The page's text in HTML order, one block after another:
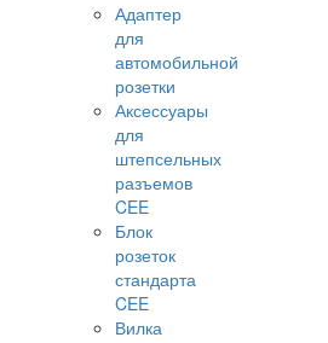
Адаптер
для
автомобильной
розетки
Аксессуары
для
штепсельных
разъемов
CEE
Блок
розеток
стандарта
CEE
Вилка